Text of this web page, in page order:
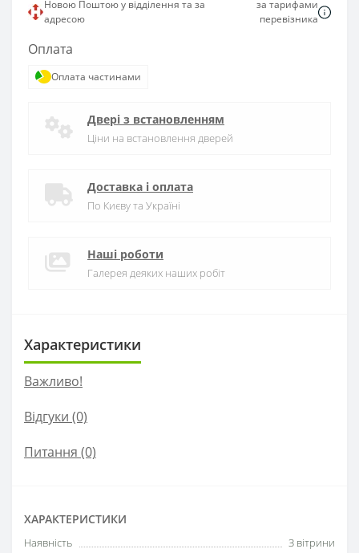
Новою Поштою у відділення та за
адресою
за тарифами
перевізника
Оплата
Оплата частинами
Двері з встановленням
Ціни на встановлення дверей
Доставка і оплата
По Києву та Україні
Наші роботи
Галерея деяких наших робіт
Характеристики
Важливо!
Відгуки (0)
Питання (0)
ХАРАКТЕРИСТИКИ
Наявність
З вітрини